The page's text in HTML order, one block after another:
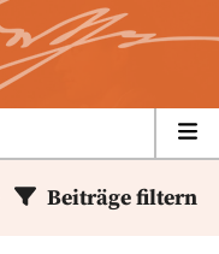
Beiträge filtern